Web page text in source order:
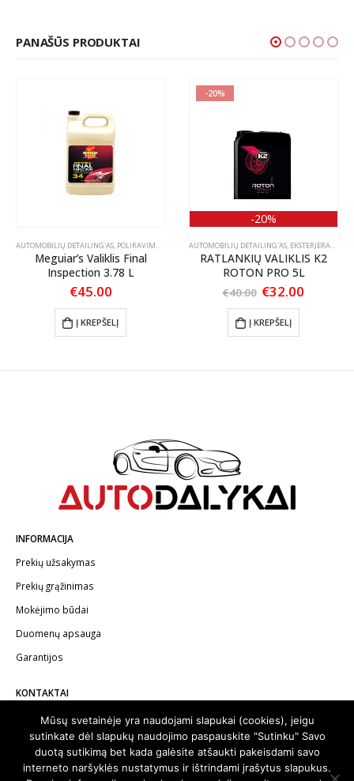
PANAŠŪS PRODUKTAI
AUTOMOBILIŲ DETAILING'AS, POLIRAVIMAS POLIRAVIMO PASTOS VALIKLIAI
Meguiar’s Valiklis Final
Inspection 3.78 L
€45.00
Į KREPŠELĮ
-20%
-20%
AUTOMOBILIŲ DETAILING'AS, EKSTERJERAS ,
RATLANKIŲ VALIKLIS K2
ROTON PRO 5L
€40.00 Original
was:
€40.00.
€32.00
Į KREPŠELĮ
INFORMACIJA
Prekių užsakymas
Prekių grąžinimas
Mokėjimo būdai
Duomenų apsauga
Garantijos
KONTAKTAI
Telefonas:+370 602 62622
El.paštas: info@autodalykai.lt
Mūsų svetainėje yra naudojami slapukai (cookies), jeigu
sutinkate dėl slapukų naudojimo paspauskite "Sutinku" Savo
duotą sutikimą bet kada galėsite atšaukti pakeisdami savo
interneto naršyklės nustatymus ir ištrindami įrašytus slapukus.